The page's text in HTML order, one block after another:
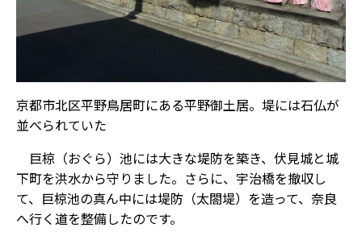
京都市北区平野鳥居町にある平野御土居。堤には石仏が
並べられていた
巨椋（おぐら）池には大きな堤防を築き、伏見城と城
下町を洪水から守りました。さらに、宇治橋を撤収し
て、巨椋池の真ん中には堤防（太閤堤）を造って、奈良
へ行く道を整備したのです。